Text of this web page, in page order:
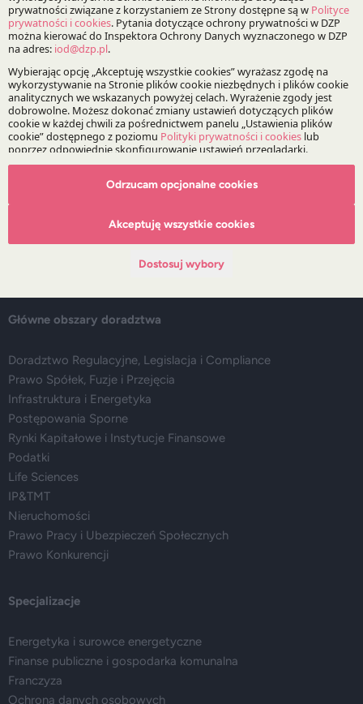
Bądź na bieżąco z DZP
Zapisz
O Kancelarii
Główne obszary doradztwa
Doradztwo Regulacyjne, Legislacja i Compliance
Prawo Spółek, Fuzje i Przejęcia
Infrastruktura i Energetyka
Postępowania Sporne
Rynki Kapitałowe i Instytucje Finansowe
Podatki
Life Sciences
IP&TMT
Nieruchomości
Prawo Pracy i Ubezpieczeń Społecznych
Prawo Konkurencji
Specjalizacje
Energetyka i surowce energetyczne
Finanse publiczne i gospodarka komunalna
Franczyza
Ochrona danych osobowych
Odrzucam opcjonalne cookies
Akceptuję wszystkie cookies
Dostosuj wybory